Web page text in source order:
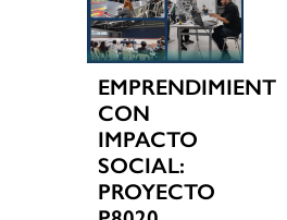
CON
IMPACTO
SOCIAL:
PROYECTO